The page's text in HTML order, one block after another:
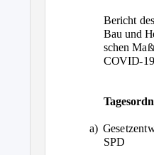
Bericht
Bau und
schen
COVID-
a)
SPD